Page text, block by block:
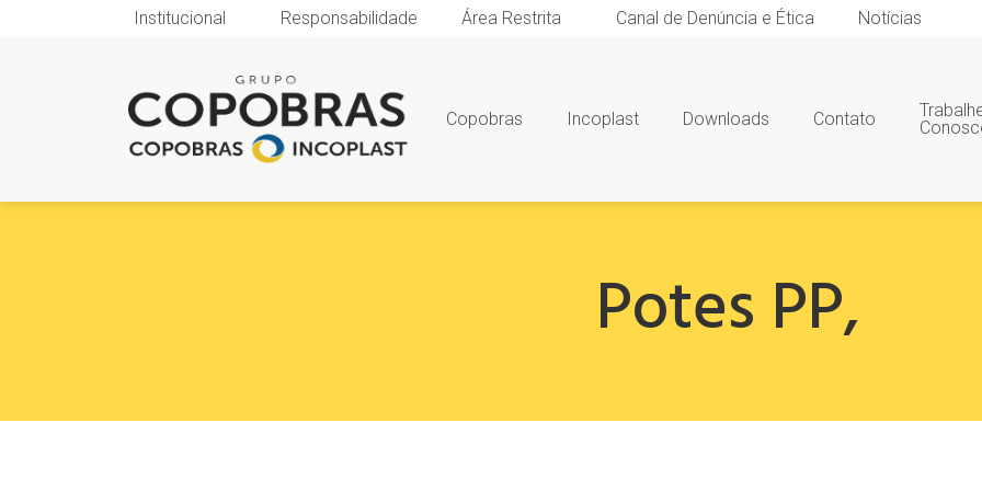
Institucional Responsabilidade Área Restrita Canal de Denúncia e Ética Notícias
Copobras Incoplast Downloads Contato
Potes PP,